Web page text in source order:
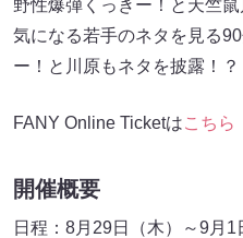
野性爆弾くっきー！と天竺
気になる若手のネタを見る
ー！と川原もネタを披露！？
FANY Online Ticketはこちら
開催概要
日程：8月29日（木）～9月